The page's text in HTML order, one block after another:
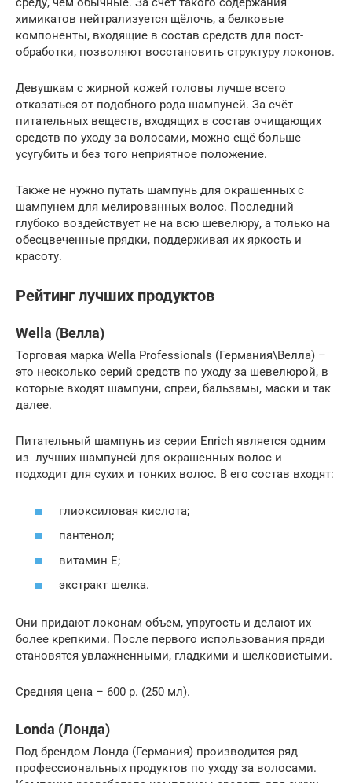
химикатов нейтрализуется щёлочь, а белковые
компоненты, входящие в состав средств для пост-
обработки, позволяют восстановить структуру локонов.
Девушкам с жирной кожей головы лучше всего
отказаться от подобного рода шампуней. За счёт
питательных веществ, входящих в состав очищающих
средств по уходу за волосами, можно ещё больше
усугубить и без того неприятное положение.
Также не нужно путать шампунь для окрашенных с
шампунем для мелированных волос. Последний
глубоко воздействует не на всю шевелюру, а только на
обесцвеченные прядки, поддерживая их яркость и
красоту.
Рейтинг лучших продуктов
Wella (Велла)
Торговая марка Wella Professionals (Германия\Велла) –
это несколько серий средств по уходу за шевелюрой, в
которые входят шампуни, спреи, бальзамы, маски и так
далее.
Питательный шампунь из серии Enrich является одним
из лучших шампуней для окрашенных волос и
подходит для сухих и тонких волос. В его состав входят:
глиоксиловая кислота;
пантенол;
витамин Е;
экстракт шелка.
Они придают локонам объем, упругость и делают их
более крепкими. После первого использования пряди
становятся увлажненными, гладкими и шелковистыми.
Средняя цена – 600 р. (250 мл).
Londa (Лонда)
Под брендом Лонда (Германия) производится ряд
профессиональных продуктов по уходу за волосами.